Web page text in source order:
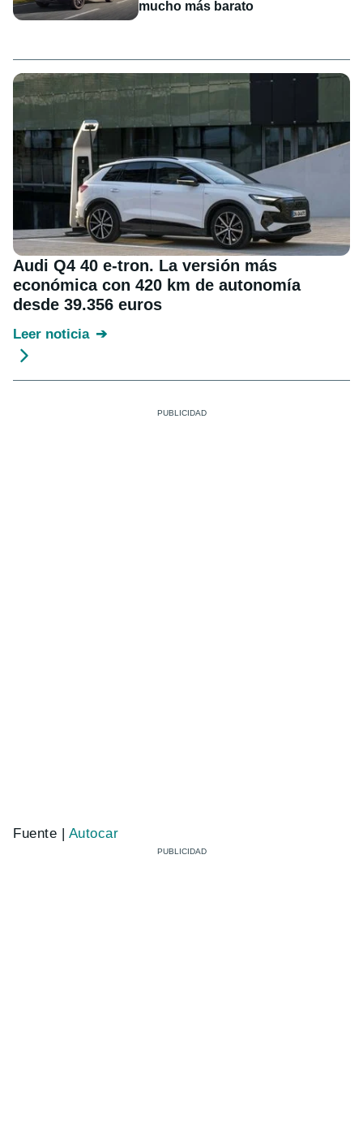
mucho más barato
Audi Q4 40 e-tron. La versión más
económica con 420 km de autonomía
desde 39.356 euros
Leer noticia
Fuente | Autocar